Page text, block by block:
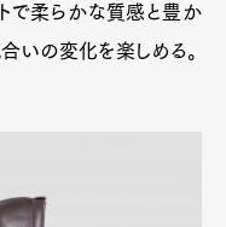
トで柔らかな質感と豊か
いの変化を楽しめる。